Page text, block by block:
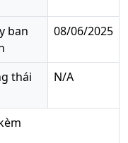
ban
08/06/2025
thái N/A